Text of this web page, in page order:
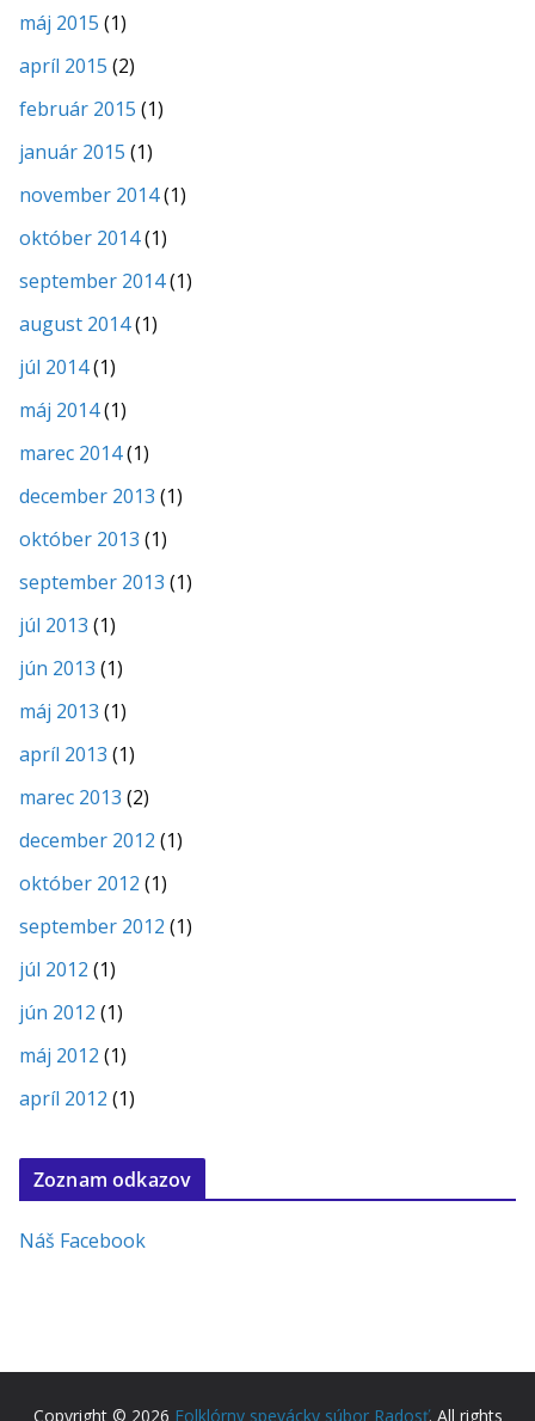
máj 2015 (1)
apríl 2015 (2)
február 2015 (1)
január 2015 (1)
november 2014(1)
október 2014(1)
september 2014(1)
august 2014(1)
júl 2014(1)
máj 2014(1)
marec 2014(1)
december 2013 (1)
október 2013 (1)
september 2013 (1)
júl 2013 (1)
jún 2013 (1)
máj 2013 (1)
apríl 2013 (1)
marec 2013 (2)
december 2012 (1)
október 2012 (1)
september 2012 (1)
júl 2012 (1)
jún 2012 (1)
máj 2012 (1)
apríl 2012 (1)
Zoznam odkazov
Náš Facebook
Copyright © 2026 Folklórny spevácky súbor Radosť. All rights